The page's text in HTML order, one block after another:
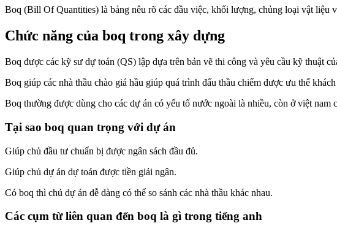
Boq (Bill Of Quantities) là bảng nêu rõ các đầu việc, khối lượng, chủng loại vật liệu
Chức năng của boq trong xây dựng
Boq được các kỹ sư dự toán (QS) lập dựa trên bản vẽ thi công và yêu cầu kỹ thuật
Boq giúp các nhà thầu chào giá hầu giúp quá trình đấu thầu chiếm được ưu thế
Boq thường được dùng cho các dự án có yếu tố nước ngoài là nhiều, còn ở việt nam
Tại sao boq quan trọng với dự án
Giúp chủ đầu tư chuẩn bị được ngân sách đầu đủ.
Giúp chủ dự án dự toán được tiền giải ngân.
Có boq thì chủ dự án dễ dàng có thể so sánh các nhà thầu khác nhau.
Các cụm từ liên quan đến boq là gì trong tiếng anh